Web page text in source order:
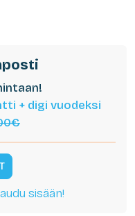
+ digi vuodeksi
sisään!